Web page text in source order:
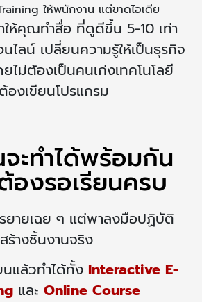
ให้พนักงาน แต่ขาดไอเดีย
ให้คุณทำสื่อ ที่ดูดีขึ้น 5-10 เท่า
ไลน์ เปลี่ยนความรู้ให้เป็นธุรกิจ
ยไม่ต้องเป็นคนเก่งเทคโนโลยี
องเขียนโปรแกรม
ะทำได้พร้อมกัน
องรอเรียนครบ
ยายเฉย ๆ แต่พาลงมือปฏิบัติ
สร้างชิ้นงานจริง
แล้วทำได้ทั้ง Interactive E-
และ Online Course